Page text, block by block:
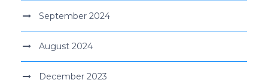
September 2024
August 2024
December 2023